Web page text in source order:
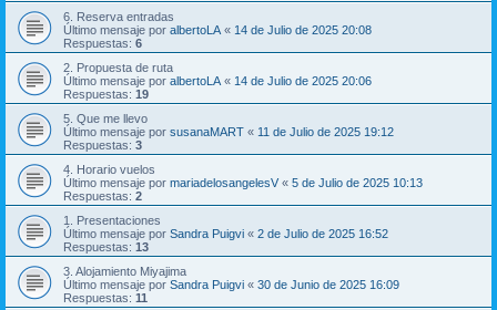
6. Reserva entradas
Último mensaje por albertoLA « 14 de Julio de 2025 20:08
Respuestas: 6
2. Propuesta de ruta
Último mensaje por albertoLA « 14 de Julio de 2025 20:06
Respuestas: 19
5. Que me llevo
Último mensaje por susanaMART « 11 de Julio de 2025 19:12
Respuestas: 3
4. Horario vuelos
Último mensaje por mariadelosangelesV « 5 de Julio de 2025 10:13
Respuestas: 2
1. Presentaciones
Último mensaje por Sandra Puigvi « 2 de Julio de 2025 16:52
Respuestas: 13
3. Alojamiento Miyajima
Último mensaje por Sandra Puigvi « 30 de Junio de 2025 16:09
Respuestas: 11